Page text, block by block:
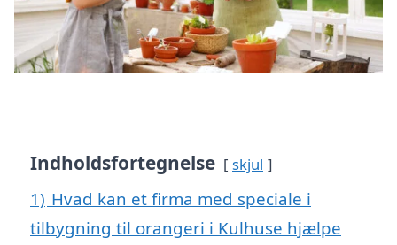
Indholdsfortegnelse skjul
1) Hvad kan et firma med speciale i
tilbygning til orangeri i Kulhuse hjælpe